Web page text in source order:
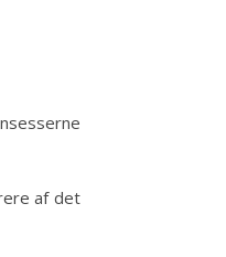
af det